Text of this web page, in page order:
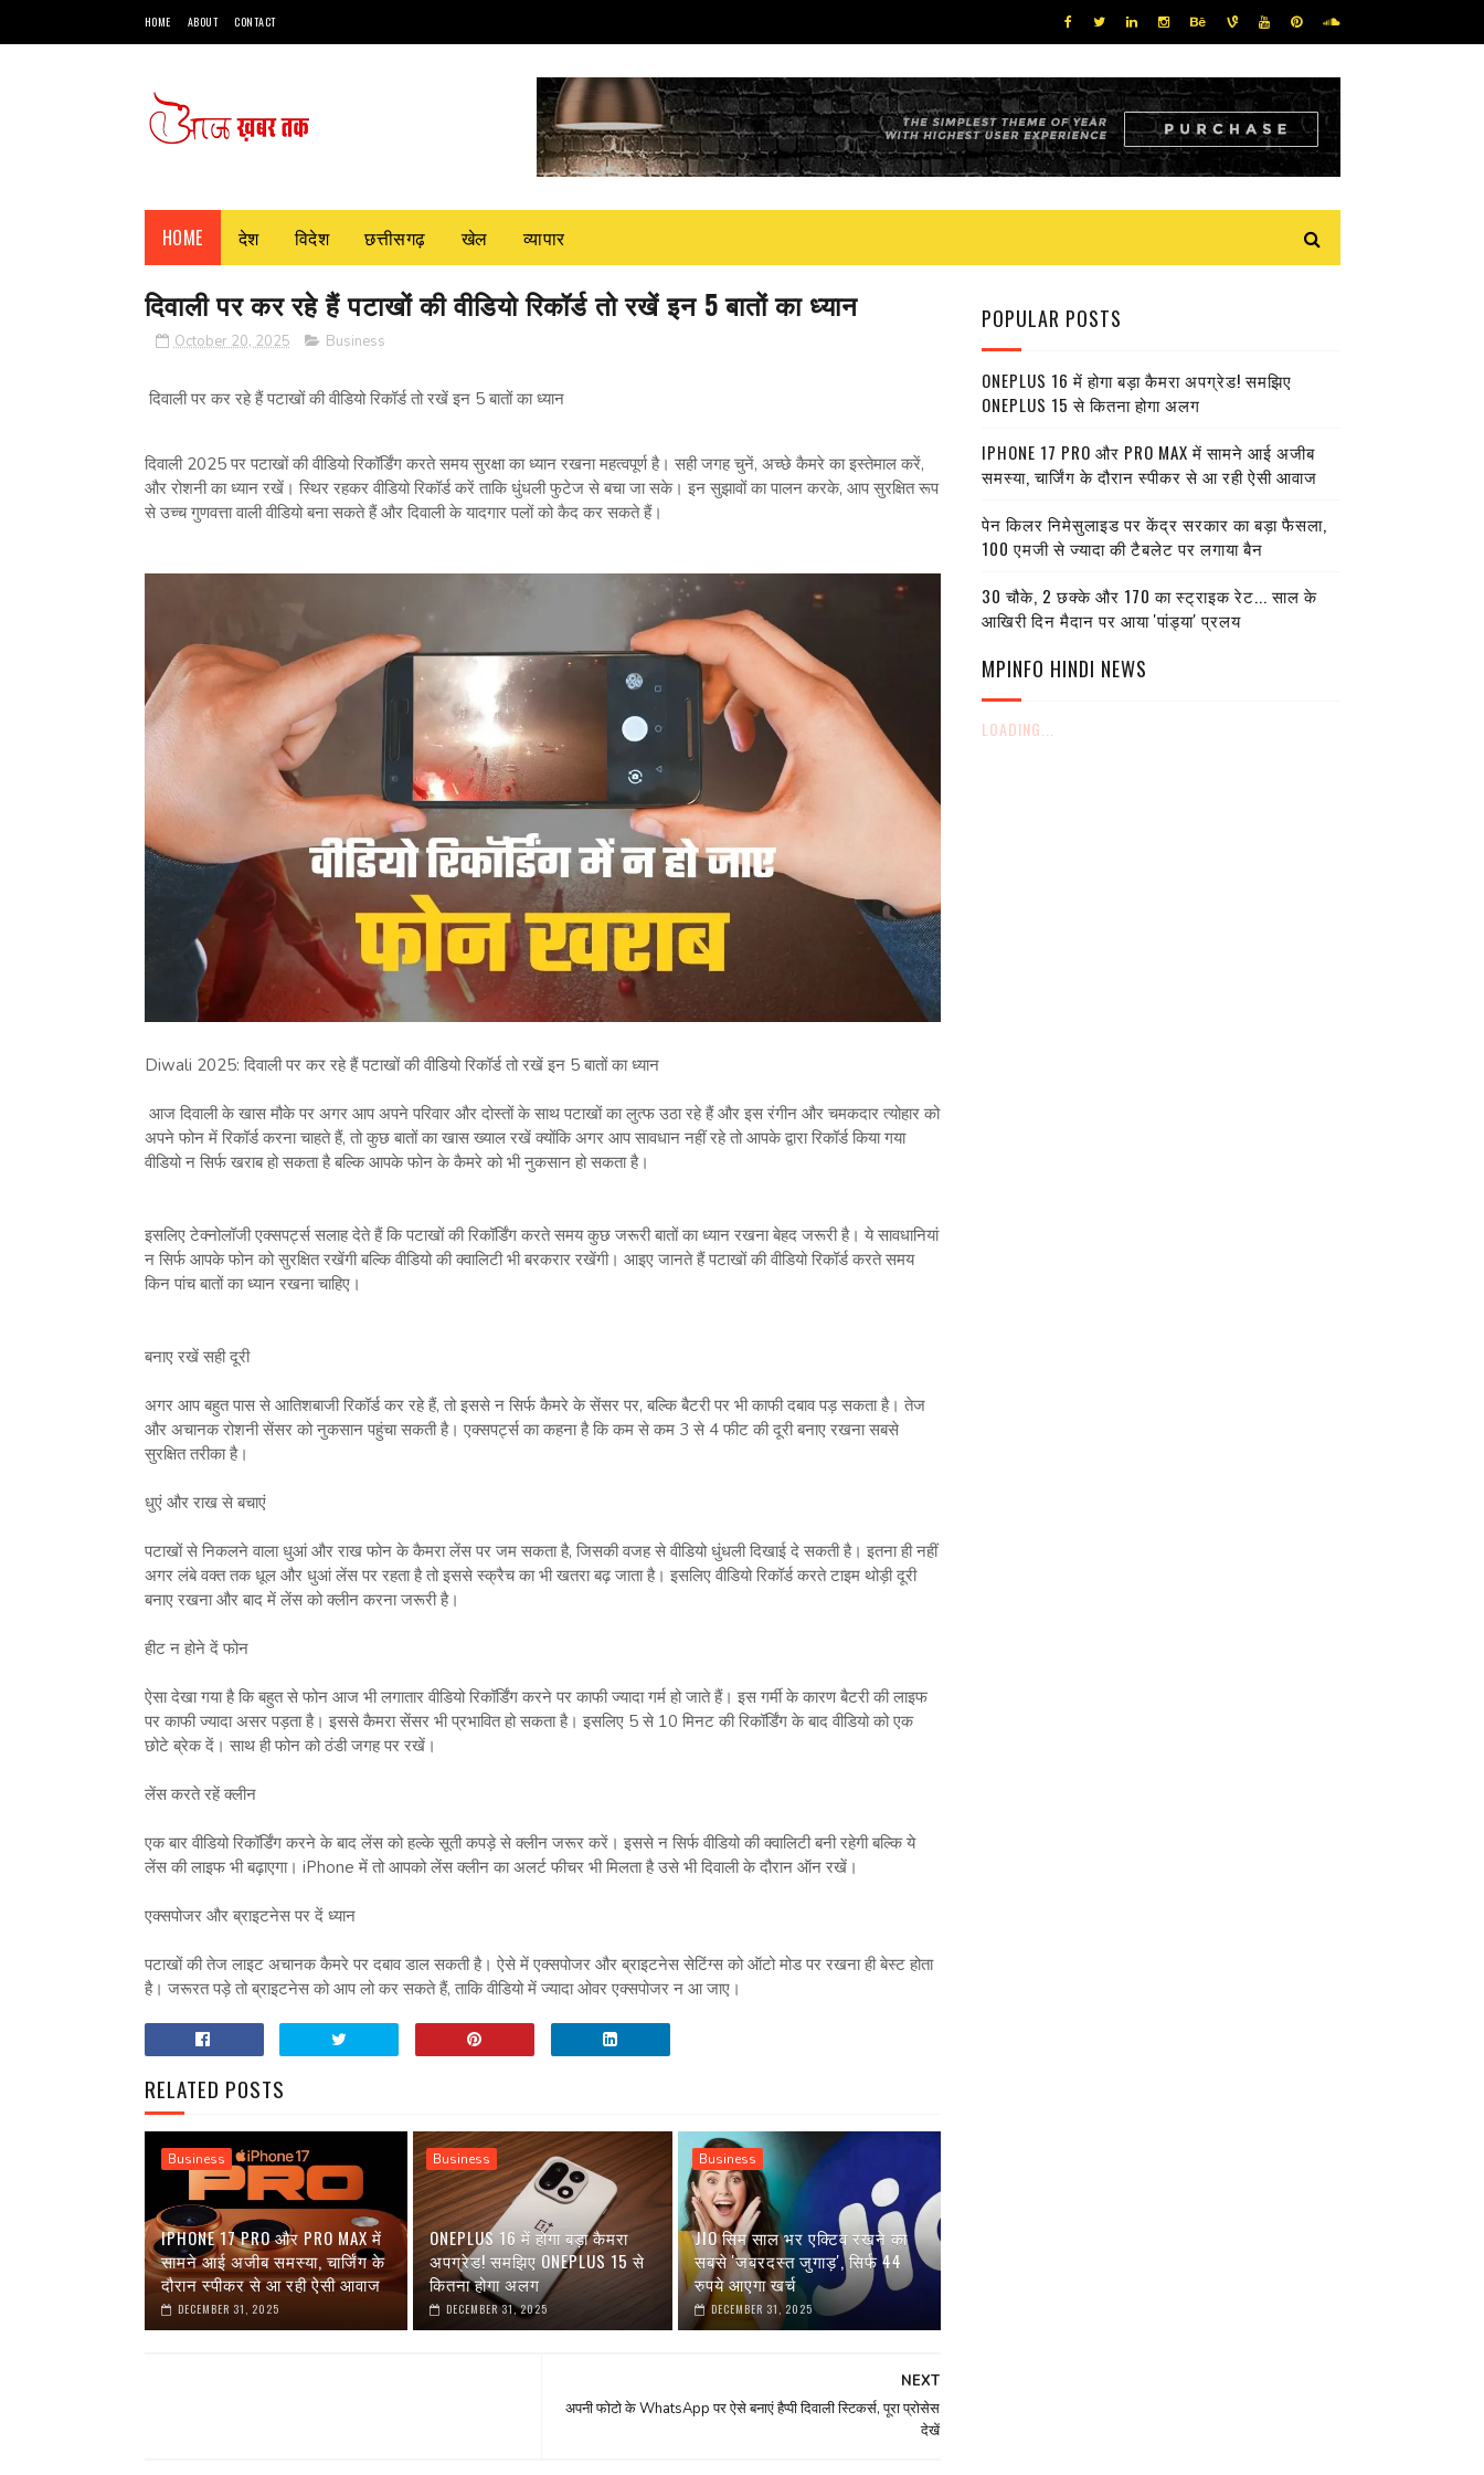
HOME ABOUT CONTACT
HOME देश विदेश छत्तीसगढ़ खेल व्यापार
दिवाली पर कर रहे हैं पटाखों की वीडियो रिकॉर्ड तो रखें इन 5 बातों का ध्यान
October 20, 2025 Business
दिवाली पर कर रहे हैं पटाखों की वीडियो रिकॉर्ड तो रखें इन 5 बातों का ध्यान
दिवाली 2025 पर पटाखों की वीडियो रिकॉर्डिंग करते समय सुरक्षा का ध्यान रखना महत्वपूर्ण है। सही जगह चुनें, अच्छे कैमरे का इस्तेमाल करें,
और रोशनी का ध्यान रखें। स्थिर रहकर वीडियो रिकॉर्ड करें ताकि धुंधली फुटेज से बचा जा सके। इन सुझावों का पालन करके, आप सुरक्षित रूप
से उच्च गुणवत्ता वाली वीडियो बना सकते हैं और दिवाली के यादगार पलों को कैद कर सकते हैं।
Diwali 2025: दिवाली पर कर रहे हैं पटाखों की वीडियो रिकॉर्ड तो रखें इन 5 बातों का ध्यान
आज दिवाली के खास मौके पर अगर आप अपने परिवार और दोस्तों के साथ पटाखों का लुत्फ उठा रहे हैं और इस रंगीन और चमकदार त्योहार को
अपने फोन में रिकॉर्ड करना चाहते हैं, तो कुछ बातों का खास ख्याल रखें क्योंकि अगर आप सावधान नहीं रहे तो आपके द्वारा रिकॉर्ड किया गया
वीडियो न सिर्फ खराब हो सकता है बल्कि आपके फोन के कैमरे को भी नुकसान हो सकता है।
इसलिए टेक्नोलॉजी एक्सपर्ट्स सलाह देते हैं कि पटाखों की रिकॉर्डिंग करते समय कुछ जरूरी बातों का ध्यान रखना बेहद जरूरी है। ये सावधानियां
न सिर्फ आपके फोन को सुरक्षित रखेंगी बल्कि वीडियो की क्वालिटी भी बरकरार रखेंगी। आइए जानते हैं पटाखों की वीडियो रिकॉर्ड करते समय
किन पांच बातों का ध्यान रखना चाहिए।
बनाए रखें सही दूरी
अगर आप बहुत पास से आतिशबाजी रिकॉर्ड कर रहे हैं, तो इससे न सिर्फ कैमरे के सेंसर पर, बल्कि बैटरी पर भी काफी दबाव पड़ सकता है। तेज
और अचानक रोशनी सेंसर को नुकसान पहुंचा सकती है। एक्सपर्ट्स का कहना है कि कम से कम 3 से 4 फीट की दूरी बनाए रखना सबसे
सुरक्षित तरीका है।
धुएं और राख से बचाएं
पटाखों से निकलने वाला धुआं और राख फोन के कैमरा लेंस पर जम सकता है, जिसकी वजह से वीडियो धुंधली दिखाई दे सकती है। इतना ही नहीं
अगर लंबे वक्त तक धूल और धुआं लेंस पर रहता है तो इससे स्क्रैच का भी खतरा बढ़ जाता है। इसलिए वीडियो रिकॉर्ड करते टाइम थोड़ी दूरी
बनाए रखना और बाद में लेंस को क्लीन करना जरूरी है।
हीट न होने दें फोन
ऐसा देखा गया है कि बहुत से फोन आज भी लगातार वीडियो रिकॉर्डिंग करने पर काफी ज्यादा गर्म हो जाते हैं। इस गर्मी के कारण बैटरी की लाइफ
पर काफी ज्यादा असर पड़ता है। इससे कैमरा सेंसर भी प्रभावित हो सकता है। इसलिए 5 से 10 मिनट की रिकॉर्डिंग के बाद वीडियो को एक
छोटे ब्रेक दें। साथ ही फोन को ठंडी जगह पर रखें।
लेंस करते रहें क्लीन
एक बार वीडियो रिकॉर्डिंग करने के बाद लेंस को हल्के सूती कपड़े से क्लीन जरूर करें। इससे न सिर्फ वीडियो की क्वालिटी बनी रहेगी बल्कि ये
लेंस की लाइफ भी बढ़ाएगा। iPhone में तो आपको लेंस क्लीन का अलर्ट फीचर भी मिलता है उसे भी दिवाली के दौरान ऑन रखें।
एक्सपोजर और ब्राइटनेस पर दें ध्यान
पटाखों की तेज लाइट अचानक कैमरे पर दबाव डाल सकती है। ऐसे में एक्सपोजर और ब्राइटनेस सेटिंग्स को ऑटो मोड पर रखना ही बेस्ट होता
है। जरूरत पड़े तो ब्राइटनेस को आप लो कर सकते हैं, ताकि वीडियो में ज्यादा ओवर एक्सपोजर न आ जाए।
RELATED POSTS
Business
IPHONE 17 PRO और PRO MAX में
सामने आई अजीब समस्या, चार्जिंग के
दौरान स्पीकर से आ रही ऐसी आवाज
DECEMBER 31, 2025
Business
ONEPLUS 16 में होगा बड़ा कैमरा
अपग्रेड! समझिए ONEPLUS 15 से
कितना होगा अलग
DECEMBER 31, 2025
Business
JIO सिम साल भर एक्टिव रखने का
सबसे 'जबरदस्त जुगाड़', सिर्फ 44
रुपये आएगा खर्च
DECEMBER 31, 2025
NEXT
अपनी फोटो के WhatsApp पर ऐसे बनाएं हैप्पी दिवाली स्टिकर्स, पूरा प्रोसेस
देखें
POPULAR POSTS
ONEPLUS 16 में होगा बड़ा कैमरा अपग्रेड! समझिए
ONEPLUS 15 से कितना होगा अलग
IPHONE 17 PRO और PRO MAX में सामने आई अजीब
समस्या, चार्जिंग के दौरान स्पीकर से आ रही ऐसी आवाज
पेन किलर निमेसुलाइड पर केंद्र सरकार का बड़ा फैसला,
100 एमजी से ज्यादा की टैबलेट पर लगाया बैन
30 चौके, 2 छक्के और 170 का स्ट्राइक रेट... साल के
आखिरी दिन मैदान पर आया 'पांड्या' प्रलय
MPINFO HINDI NEWS
LOADING...